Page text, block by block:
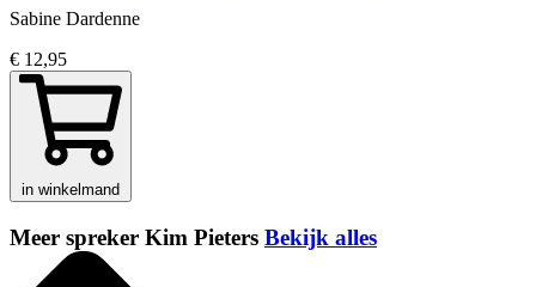
Sabine Dardenne
€ 12,95
in winkelmand
Meer spreker Kim Pieters Bekijk alles